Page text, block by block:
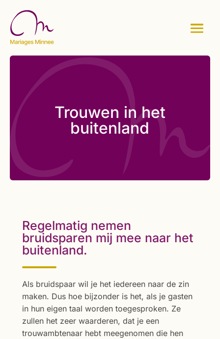
Trouwen in het
buitenland
Regelmatig nemen
bruidsparen mij mee naar het
buitenland.
Als bruidspaar wil je het iedereen naar de zin
maken. Dus hoe bijzonder is het, als je gasten
in hun eigen taal worden toegesproken. Ze
zullen het zeer waarderen, dat je een
trouwambtenaar hebt meegenomen die hen